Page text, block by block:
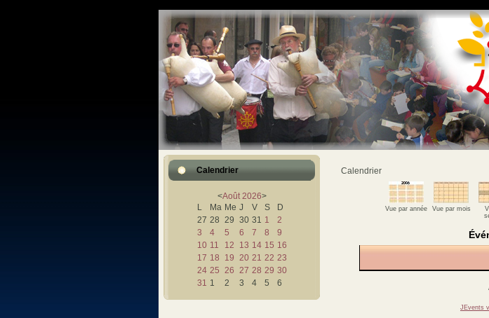
Calendrier
<Août 2026>
L
Ma Me J V S
D
27 28 29 30 31 1
2
3
4 5 6 7 8
9
10 11 12 13 14 15 16
17 18 19 20 21 22 23
24 25 26 27 28 29 30
31 1 2 3 4 5 6
Calendrier
Vue par année Vue par mois
JEvents